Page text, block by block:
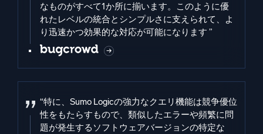
なものがすべて1か所に揃います。このように優
れたレベルの統合とシンプルさに支えられて、よ
り迅速かつ効果的な対応が可能になります ”
“特に、Sumo Logicの強力なクエリ機能は競争優位
性をもたらすもので、類似したエラーや頻繁に問
題が発生するソフトウェアバージョンの特定な